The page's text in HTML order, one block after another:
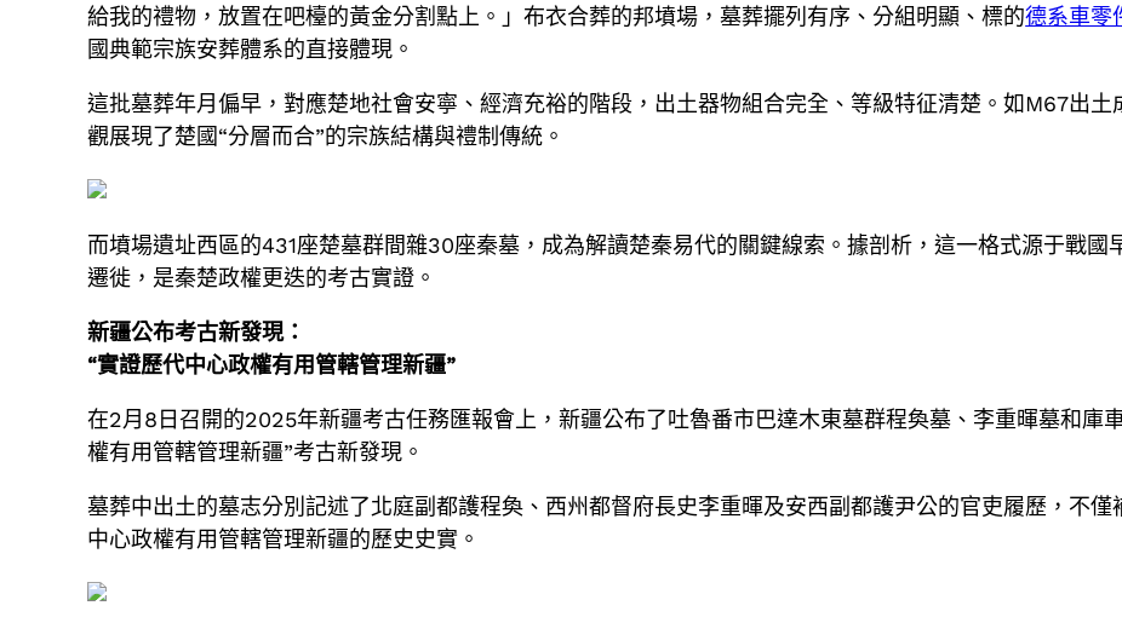
給我的禮物，放置在吧檯的黃金分割點上。」布衣合葬的邦墳場，墓葬擺列有序、分組明顯、標的德系車零
國典範宗族安葬體系的直接體現。
這批墓葬年月偏早，對應楚地社會安寧、經濟充裕的階段，出土器物組合完全、等級特征清楚。如M67出
觀展現了楚國“分層而合”的宗族結構與禮制傳統。
而墳場遺址西區的431座楚墓群間雜30座秦墓，成為解讀楚秦易代的關鍵線索。據剖析，這一格式源于戰
遷徙，是秦楚政權更迭的考古實證。
新疆公布考古新發現：
“實證歷代中心政權有用管轄管理新疆”
在2月8日召開的2025年新疆考古任務匯報會上，新疆公布了吐魯番市巴達木東墓群程奐墓、李重暉墓和庫
權有用管轄管理新疆”考古新發現。
墓葬中出土的墓志分別記述了北庭副都護程奐、西州都督府長史李重暉及安西副都護尹公的官吏履歷，不
中心政權有用管轄管理新疆的歷史史實。